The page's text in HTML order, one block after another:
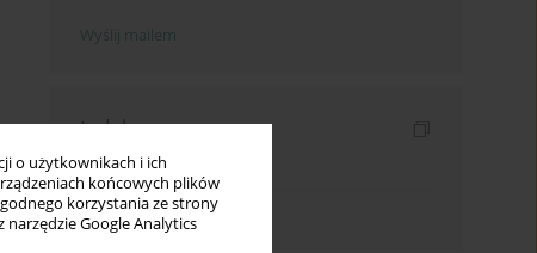
o użytkownikach i ich
końcowych plików
korzystania ze strony
narzędzie Google Analytics
Wyślij mailem
Indeksy
Indeks słów kluczowych
Indeks autorów